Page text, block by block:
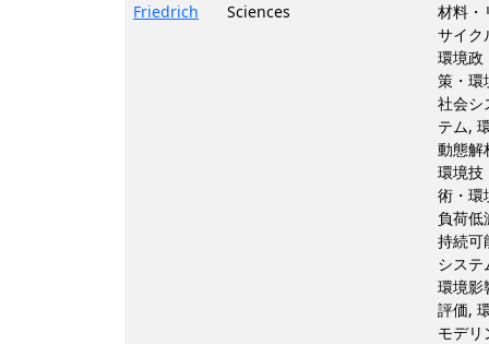
Friedrich
Sciences
材料・
サイク
環境政
策・環
社会シ
テム,
動態解
環境技
術・環
負荷低
持続可
システ
環境影
評価,
モデリ